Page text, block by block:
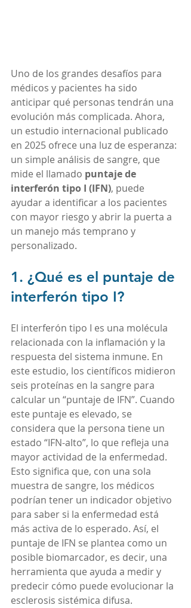
Uno de los grandes desafíos para
médicos y pacientes ha sido
anticipar qué personas tendrán una
evolución más complicada. Ahora,
un estudio internacional publicado
en 2025 ofrece una luz de esperanza:
un simple análisis de sangre, que
mide el llamado puntaje de
interferón tipo I (IFN), puede
ayudar a identificar a los pacientes
con mayor riesgo y abrir la puerta a
un manejo más temprano y
personalizado.
1. ¿Qué es el puntaje de
interferón tipo I?
El interferón tipo I es una molécula
relacionada con la inflamación y la
respuesta del sistema inmune. En
este estudio, los científicos midieron
seis proteínas en la sangre para
calcular un “puntaje de IFN”. Cuando
este puntaje es elevado, se
considera que la persona tiene un
estado “IFN-alto”, lo que refleja una
mayor actividad de la enfermedad.
Esto significa que, con una sola
muestra de sangre, los médicos
podrían tener un indicador objetivo
para saber si la enfermedad está
más activa de lo esperado. Así, el
puntaje de IFN se plantea como un
posible biomarcador, es decir, una
herramienta que ayuda a medir y
predecir cómo puede evolucionar la
esclerosis sistémica difusa.